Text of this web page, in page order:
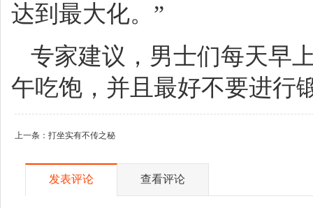
达到最大化。”
专家建议，男士们每天早
午吃饱，并且最好不要进行
上一条： 打坐实有不传之秘
发表评论 查看评论